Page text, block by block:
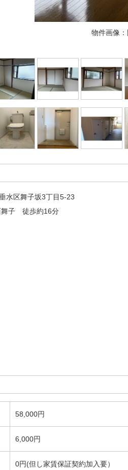
物件画像
水区舞子坂3丁目5-23
舞子 徒歩約16分
58,000円
6,000円
0円(但し家賃保証契約加入要）